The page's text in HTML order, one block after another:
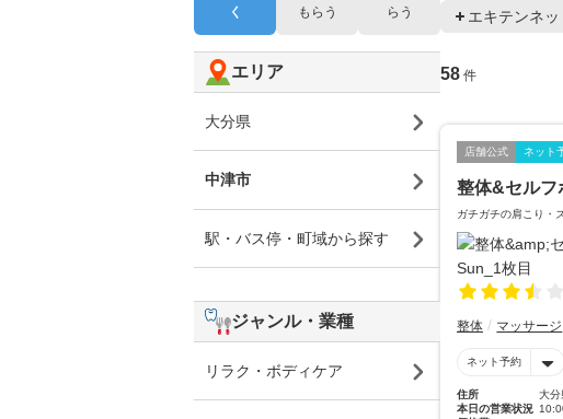
エキテンネッ
58 件
店舗公式 ネット
整体&セル
ガチガチの肩こり・
整体 マッサージ
ネット予約
住所
大
本日の営業状況
く
もらう
らう
エリア
大分県
中津市
駅・バス停・町域から探す
ジャンル・業種
リラク・ボディケア